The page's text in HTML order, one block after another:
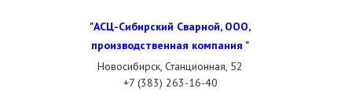
"АСЦ-Сибирский Сварной, ООО,
производственная компания "
Новосибирск, Станционная, 52
+7 (383) 263-16-40